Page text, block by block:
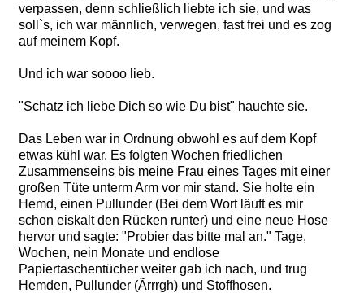
verpassen, denn schließlich liebte ich sie, und was
soll`s, ich war männlich, verwegen, fast frei und es zog
auf meinem Kopf.
Und ich war soooo lieb.
"Schatz ich liebe Dich so wie Du bist" hauchte sie.
Das Leben war in Ordnung obwohl es auf dem Kopf
etwas kühl war. Es folgten Wochen friedlichen
Zusammenseins bis meine Frau eines Tages mit einer
großen Tüte unterm Arm vor mir stand. Sie holte ein
Hemd, einen Pullunder (Bei dem Wort läuft es mir
schon eiskalt den Rücken runter) und eine neue Hose
hervor und sagte: "Probier das bitte mal an." Tage,
Wochen, nein Monate und endlose
Papiertaschentücher weiter gab ich nach, und trug
Hemden, Pullunder (Ãrrrgh) und Stoffhosen.